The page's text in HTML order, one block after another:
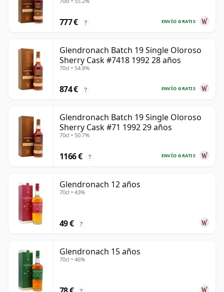
ENVÍO GRATIS
777 € ?
Glendronach Batch 19 Single Oloroso
Sherry Cask #7418 1992 28 años
70cl • 54.8%
ENVÍO GRATIS
874 € ?
Glendronach Batch 19 Single Oloroso
Sherry Cask #71 1992 29 años
70cl • 50.7%
ENVÍO GRATIS
1166 € ?
Glendronach 12 años
70cl • 43%
49 € ?
Glendronach 15 años
70cl • 46%